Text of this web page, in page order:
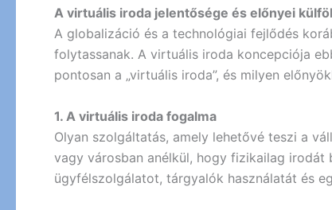
A virtuális iroda jelentősége és előnyei
A globalizáció és a technológiai fejlődés
folytassanak. A virtuális iroda koncepciója
pontosan a „virtuális iroda”, és milyen
1. A virtuális iroda fogalma
Olyan szolgáltatás, amely lehetővé teszi a
vagy városban anélkül, hogy fizikailag
ügyfélszolgálatot, tárgyalók használatát és